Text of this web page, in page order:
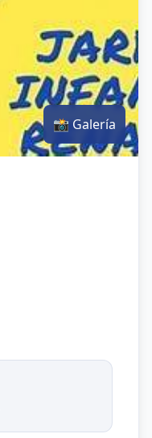
📸 Galería